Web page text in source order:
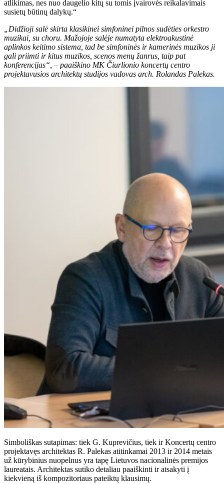
atlikimas, nes nuo daugelio kitų su tomis įvairovės reikalavimais
susietų būtinų dalykų.“
„Didžioji salė skirta klasikinei simfoninei pilnos sudėties orkestro
muzikai, su choru. Mažojoje salėje numatyta elektroakustinė
aplinkos keitimo sistema, tad be simfoninės ir kamerinės muzikos ji
gali priimti ir kitus muzikos, scenos menų žanrus, taip pat
konferencijas“, – paaiškino MK Čiurlionio koncertų centro
projektavusios architektų studijos vadovas arch. Rolandas Palekas.
Simboliškas sutapimas: tiek G. Kuprevičius, tiek ir Koncertų centro
projektavęs architektas R. Palekas atitinkamai 2013 ir 2014 metais
už kūrybinius nuopelnus yra tapę Lietuvos nacionalinės premijos
laureatais. Architektas sutiko detaliau paaiškinti ir atsakyti į
kiekvieną iš kompozitoriaus pateiktų klausimų.